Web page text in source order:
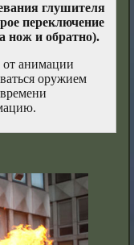
глушителя
переключение
нож и обратно).
анимации
оружием